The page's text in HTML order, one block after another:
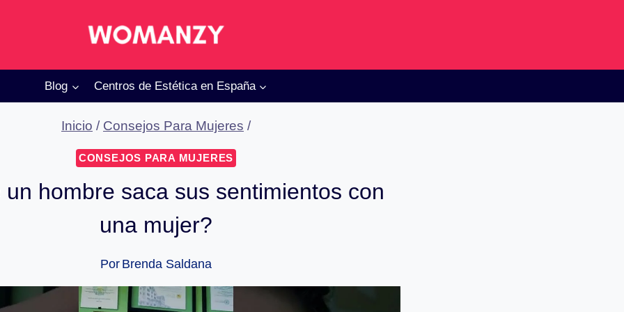
Blog Centros de Estética en España
Inicio / Consejos Para Mujeres /
CONSEJOS PARA MUJERES
un hombre saca sus sentimientos con
una mujer?
Por Brenda Saldana